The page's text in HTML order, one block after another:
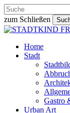
Skip
to
main
content
zum Schließen
Close
search
Menu
Home
Stadt
Gastro
Urban Art